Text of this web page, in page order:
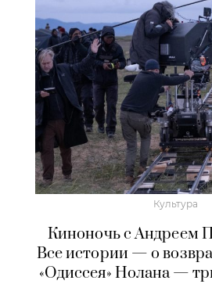
Культура
Киноночь с Андреем
Все истории — о
«Одиссея» Нолана —